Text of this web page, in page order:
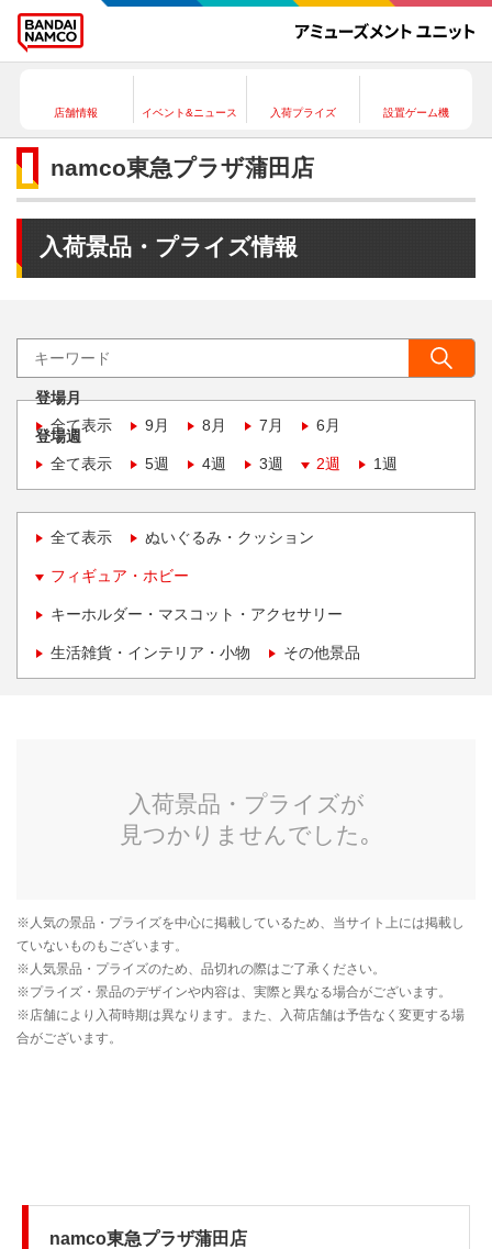
店舗情報 イベント&ニュース 入荷プライズ 設置ゲーム機
namco東急プラザ蒲田店
入荷景品・プライズ情報
登場月
全て表示
9月 8月 7月 6月
登場週
全て表示
5週 4週 3週 2週 1週
全て表示 ぬいぐるみ・クッション
フィギュア・ホビー
キーホルダー・マスコット・アクセサリー
生活雑貨・インテリア・小物 その他景品
namco東急プラザ蒲田店